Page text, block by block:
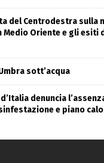
del Centrodestra sulla
Medio Oriente e gli esiti
sott’acqua
denuncia
e piano